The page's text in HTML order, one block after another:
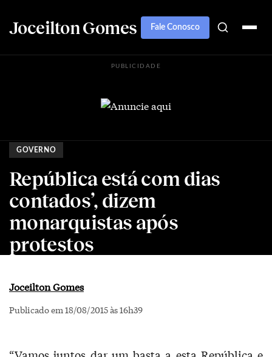
Joceilton Gomes Fale Conosco
PUBLICIDADE
GOVERNO
República está com dias
contados’, dizem
monarquistas após
protestos
Joceilton Gomes
Publicado em 18/08/2015 às 16h39